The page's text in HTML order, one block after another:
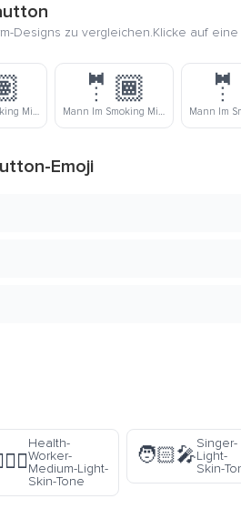
Designs zu vergleichen.Klicke auf
Mann Im Smoking Mit Mittlerem Hautton
🤵🏾
Mann Im Smoking Mit Mitteldunklem Hautton
Emoji
Health-
Worker-
Medium-Light-
Skin-Tone
🧑🏻‍🎤
Singer-
Light-
Skin-